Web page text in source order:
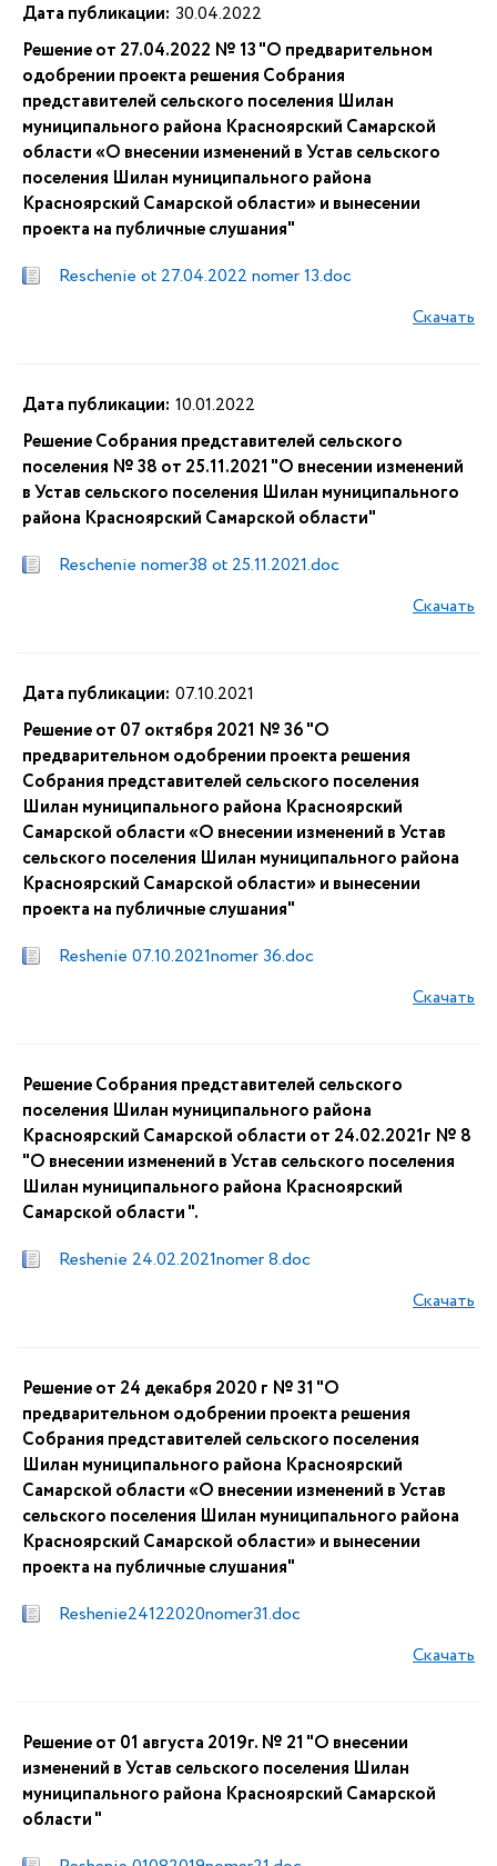
Дата публикации: 30.04.2022
Решение от 27.04.2022 № 13 "О предварительном
одобрении проекта решения Собрания
представителей сельского поселения Шилан
муниципального района Красноярский Самарской
области «О внесении изменений в Устав сельского
поселения Шилан муниципального района
Красноярский Самарской области» и вынесении
проекта на публичные слушания"
Reschenie ot 27.04.2022 nomer 13.doc
Скачать
Дата публикации: 10.01.2022
Решение Собрания представителей сельского
поселения № 38 от 25.11.2021 "О внесении изменений
в Устав сельского поселения Шилан муниципального
района Красноярский Самарской области"
Reschenie nomer38 ot 25.11.2021.doc
Скачать
Дата публикации: 07.10.2021
Решение от 07 октября 2021 № 36 "О
предварительном одобрении проекта решения
Собрания представителей сельского поселения
Шилан муниципального района Красноярский
Самарской области «О внесении изменений в Устав
сельского поселения Шилан муниципального района
Красноярский Самарской области» и вынесении
проекта на публичные слушания"
Reshenie 07.10.2021nomer 36.doc
Скачать
Решение Собрания представителей сельского
поселения Шилан муниципального района
Красноярский Самарской области от 24.02.2021г № 8
"О внесении изменений в Устав сельского поселения
Шилан муниципального района Красноярский
Самарской области ".
Reshenie 24.02.2021nomer 8.doc
Скачать
Решение от 24 декабря 2020 г № 31 "О
предварительном одобрении проекта решения
Собрания представителей сельского поселения
Шилан муниципального района Красноярский
Самарской области «О внесении изменений в Устав
сельского поселения Шилан муниципального района
Красноярский Самарской области» и вынесении
проекта на публичные слушания"
Reshenie24122020nomer31.doc
Скачать
Решение от 01 августа 2019г. № 21 "О внесении
изменений в Устав сельского поселения Шилан
муниципального района Красноярский Самарской
области "